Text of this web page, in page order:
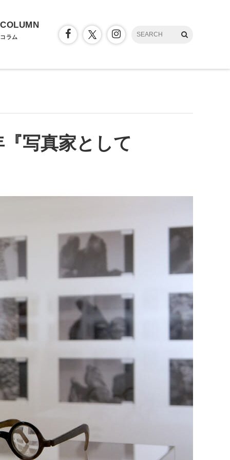
COLUMN
コラム
写真家として